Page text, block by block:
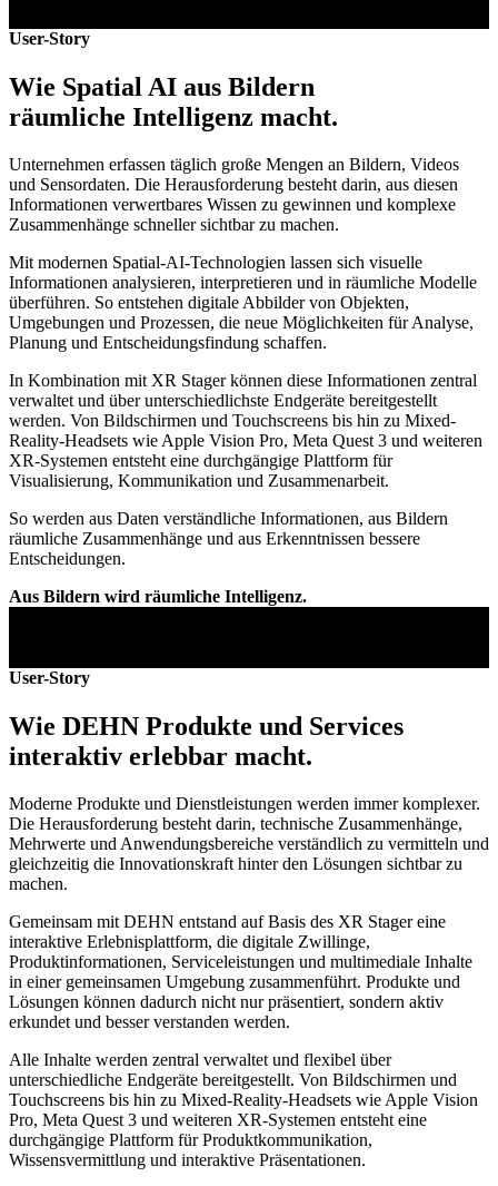
User-Story
Wie Spatial AI aus Bildern
räumliche Intelligenz macht.
Unternehmen erfassen täglich große Mengen an Bildern, Videos
und Sensordaten. Die Herausforderung besteht darin, aus diesen
Informationen verwertbares Wissen zu gewinnen und komplexe
Zusammenhänge schneller sichtbar zu machen.
Mit modernen Spatial-AI-Technologien lassen sich visuelle
Informationen analysieren, interpretieren und in räumliche Modelle
überführen. So entstehen digitale Abbilder von Objekten,
Umgebungen und Prozessen, die neue Möglichkeiten für Analyse,
Planung und Entscheidungsfindung schaffen.
In Kombination mit XR Stager können diese Informationen zentral
verwaltet und über unterschiedlichste Endgeräte bereitgestellt
werden. Von Bildschirmen und Touchscreens bis hin zu Mixed-
Reality-Headsets wie Apple Vision Pro, Meta Quest 3 und weiteren
XR-Systemen entsteht eine durchgängige Plattform für
Visualisierung, Kommunikation und Zusammenarbeit.
So werden aus Daten verständliche Informationen, aus Bildern
räumliche Zusammenhänge und aus Erkenntnissen bessere
Entscheidungen.
Aus Bildern wird räumliche Intelligenz.
User-Story
Wie DEHN Produkte und Services
interaktiv erlebbar macht.
Moderne Produkte und Dienstleistungen werden immer komplexer.
Die Herausforderung besteht darin, technische Zusammenhänge,
Mehrwerte und Anwendungsbereiche verständlich zu vermitteln und
gleichzeitig die Innovationskraft hinter den Lösungen sichtbar zu
machen.
Gemeinsam mit DEHN entstand auf Basis des XR Stager eine
interaktive Erlebnisplattform, die digitale Zwillinge,
Produktinformationen, Serviceleistungen und multimediale Inhalte
in einer gemeinsamen Umgebung zusammenführt. Produkte und
Lösungen können dadurch nicht nur präsentiert, sondern aktiv
erkundet und besser verstanden werden.
Alle Inhalte werden zentral verwaltet und flexibel über
unterschiedliche Endgeräte bereitgestellt. Von Bildschirmen und
Touchscreens bis hin zu Mixed-Reality-Headsets wie Apple Vision
Pro, Meta Quest 3 und weiteren XR-Systemen entsteht eine
durchgängige Plattform für Produktkommunikation,
Wissensvermittlung und interaktive Präsentationen.